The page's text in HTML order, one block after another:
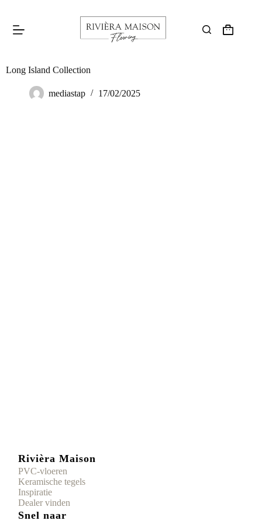
Long Island Collection
mediastap 17/02/2025
Rivièra Maison
PVC-vloeren
Keramische tegels
Inspiratie
Dealer vinden
Snel naar